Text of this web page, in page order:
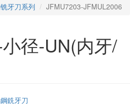
牙刀系列 JFMU7203-JFMUL2006
径-UN(内牙/